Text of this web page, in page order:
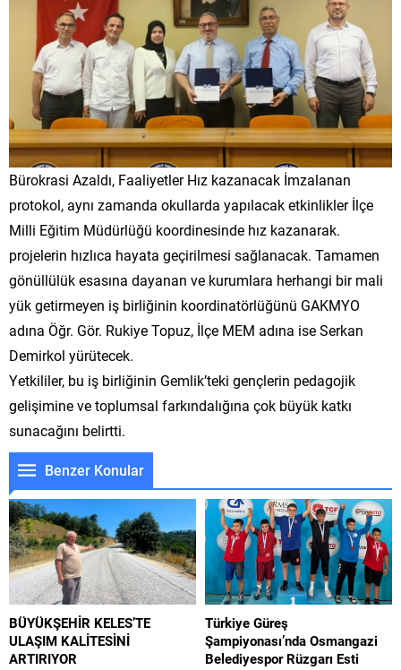
Bürokrasi Azaldı, Faaliyetler Hız kazanacak İmzalanan
protokol, aynı zamanda okullarda yapılacak etkinlikler İlçe
Milli Eğitim Müdürlüğü koordinesinde hız kazanarak.
projelerin hızlıca hayata geçirilmesi sağlanacak. Tamamen
gönüllülük esasına dayanan ve kurumlara herhangi bir mali
yük getirmeyen iş birliğinin koordinatörlüğünü GAKMYO
adına Öğr. Gör. Rukiye Topuz, İlçe MEM adına ise Serkan
Demirkol yürütecek.
Yetkililer, bu iş birliğinin Gemlik’teki gençlerin pedagojik
gelişimine ve toplumsal farkındalığına çok büyük katkı
sunacağını belirtti.
Benzer Konular
BÜYÜKŞEHİR KELES’TE
ULAŞIM KALİTESİNİ
ARTIRIYOR
Türkiye Güreş
Şampiyonası’nda Osmangazi
Belediyespor Rüzgarı Esti